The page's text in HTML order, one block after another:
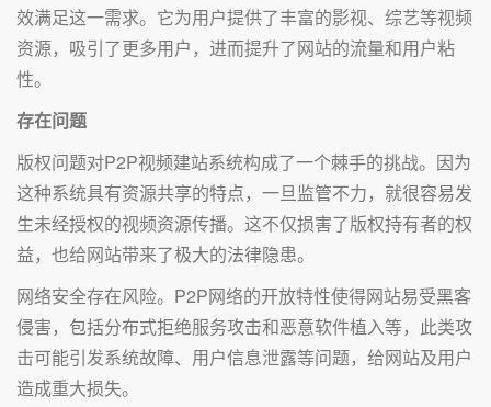
效满足这一需求。它为用户提供了丰富的影视、综艺等视频
资源，吸引了更多用户，进而提升了网站的流量和用户粘
性。
存在问题
版权问题对P2P视频建站系统构成了一个棘手的挑战。因为
这种系统具有资源共享的特点，一旦监管不力，就很容易发
生未经授权的视频资源传播。这不仅损害了版权持有者的权
益，也给网站带来了极大的法律隐患。
网络安全存在风险。P2P网络的开放特性使得网站易受黑客
侵害，包括分布式拒绝服务攻击和恶意软件植入等，此类攻
击可能引发系统故障、用户信息泄露等问题，给网站及用户
造成重大损失。